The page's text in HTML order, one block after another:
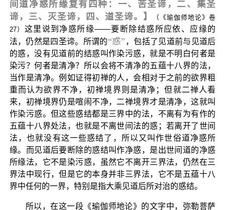
间道净惑所缘复有四种：一、苦圣谛，二、集圣
谛，三、灭圣谛，四、道圣谛。】
（《瑜伽师地论》卷
27） 这里说到净惑所缘——要断除结惑所应依、应缘的
法，仍然是四圣谛。所谓的“惑” ，包括了见道前与见道后
的惑，没有见道前的结惑叫作染污惑，就是不明白何者是
染污？何者是清净？所以会将不清净的五蕴十八界的法，
当作是清净。例如证得初禅的人，会相对于之前的欲界粗
重而认为欲界不净，初禅境界则是清净；但就二禅人看
来，初禅境界仍是喧闹不净，二禅境界才是清净，这就叫
作染污惑。但这些惑结都是三界中的法，不离有为有作的
五蕴十八界处法，也就是不离世间法的惑；若离开了世间
法，也就没有这一些惑结了，所以又叫作世俗道净惑所
缘。而见道后要断除的惑结叫作净惑，是出世间道的净惑
所缘法，它不是染污惑，虽然它不离开三界法，仍然在三
界法中现行，但是它的本身并非三界法，它不是五蕴十八
界中任何的一界，特别是指大乘见道后所对治的惑结。
所以，在这一段《瑜伽师地论》的文字中，弥勒菩萨